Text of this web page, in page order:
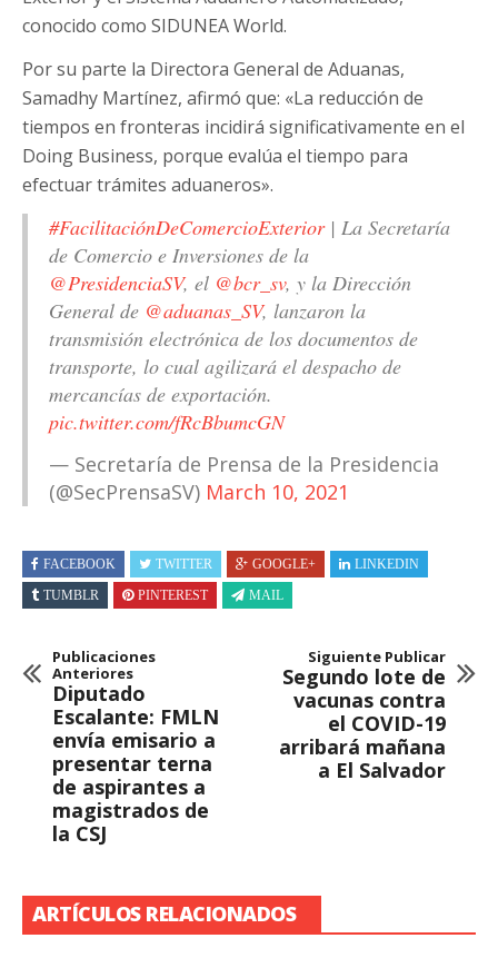
conocido como SIDUNEA World.
Por su parte la Directora General de Aduanas,
Samadhy Martínez, afirmó que: «La reducción de
tiempos en fronteras incidirá significativamente en el
Doing Business, porque evalúa el tiempo para
efectuar trámites aduaneros».
#FacilitaciónDeComercioExterior| La Secretaría
de Comercio e Inversiones de la
@PresidenciaSV, el @bcr_sv, y la Dirección
General de @aduanas_SV, lanzaron la
transmisión electrónica de los documentos de
transporte, lo cual agilizará el despacho de
mercancías de exportación.
pic.twitter.com/fRcBbumcGN
— Secretaría de Prensa de la Presidencia
(@SecPrensaSV) March 10, 2021
FACEBOOK TWITTER GOOGLE+
LINKEDIN
TUMBLR
PINTEREST MAIL
Publicaciones
Anteriores
Diputado
Escalante: FMLN
envía emisario a
presentar terna
de aspirantes a
magistrados de
la CSJ
Siguiente Publicar
Segundo lote de
vacunas contra
el COVID-19
arribará mañana
a El Salvador
ARTÍCULOS RELACIONADOS